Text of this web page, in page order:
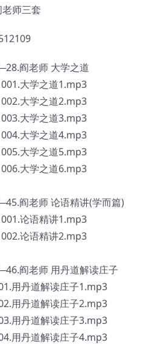
老师三套
阎老师 大学之道
│ 001.大学之道1.mp3
│ 002.大学之道2.mp3
│ 003.大学之道3.mp3
│ 004.大学之道4.mp3
│ 005.大学之道5.mp3
│ 006.大学之道6.mp3
阎老师 论语精讲(学而篇)
│ 001.论语精讲1.mp3
│ 002.论语精讲2.mp3
阎老师 用丹道解读庄子
用丹道解读庄子1.mp3
用丹道解读庄子2.mp3
用丹道解读庄子3.mp3
用丹道解读庄子4.mp3